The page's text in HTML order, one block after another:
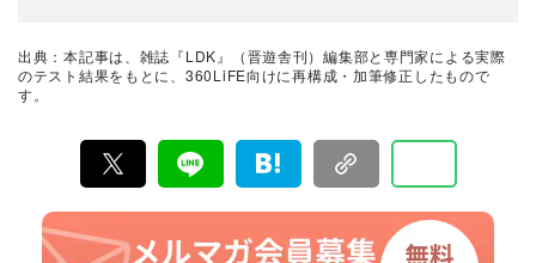
て見つけた「本当に良いもの」と「お役立ち情報」を厳
選してあなたにお届け。編集長・高橋咲彩を中心に、11
出典：本記事は、雑誌『LDK』（晋遊舎刊）編集部と専門家による実際
のテスト結果をもとに、360LiFE向けに再構成・加筆修正したもので
す。